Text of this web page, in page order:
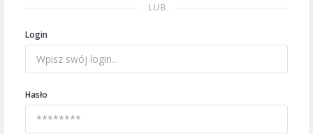
LUB
Login
Hasło